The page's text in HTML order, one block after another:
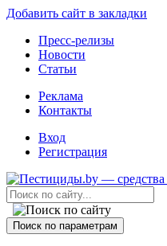
Добавить сайт в закладки
Пресс-релизы
Новости
Статьи
Реклама
Контакты
Вход
Регистрация
Поиск по параметрам